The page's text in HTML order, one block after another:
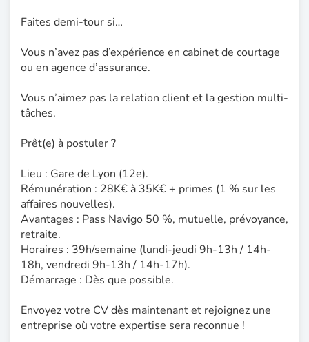
Faites demi-tour si…
Vous n’avez pas d’expérience en cabinet de courtage
ou en agence d’assurance.
Vous n’aimez pas la relation client et la gestion multi-
tâches.
Prêt(e) à postuler ?
Lieu : Gare de Lyon (12e).
Rémunération : 28K€ à 35K€ + primes (1 % sur les
affaires nouvelles).
Avantages : Pass Navigo 50 %, mutuelle, prévoyance,
retraite.
Horaires : 39h/semaine (lundi-jeudi 9h-13h / 14h-
18h, vendredi 9h-13h / 14h-17h).
Démarrage : Dès que possible.
Envoyez votre CV dès maintenant et rejoignez une
entreprise où votre expertise sera reconnue !